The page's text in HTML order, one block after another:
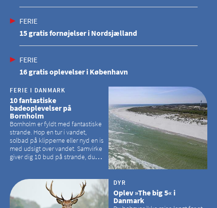
FERIE
15 gratis fornøjelser i Nordsjælland
FERIE
16 gratis oplevelser i København
FERIE I DANMARK
10 fantastiske
badeoplevelser på
Bornholm
Bornholm er fyldt med fantastiske
strande. Hop en tur i vandet,
solbad på klipperne eller nyd en is
med udsigt over vandet. Samvirke
giver dig 10 bud på strande, du
DYR
Oplev »The big 5« i
Danmark